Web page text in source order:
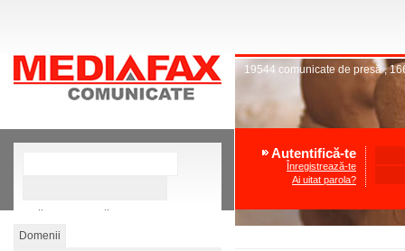
Căutare avansată
19544 comunicate de presă,
Autentifică-te
Înregistrează-te
Ai uitat parola?